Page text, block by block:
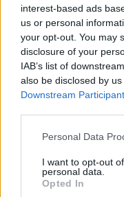
interest-based ads
us or personal
your opt-out. You may
disclosure of your
IAB’s list of
also be disclosed by
Downstream
Personal Data
I want to opt-out
personal data.
Opted In
Zbiegło się to w
składu L-H przez
z następców
zaledwie miesiącu
League nie był
sobie miejsca,
rolą
meczu z Shanghai
Seulu rozegrał
żadnym się nie pojawił.